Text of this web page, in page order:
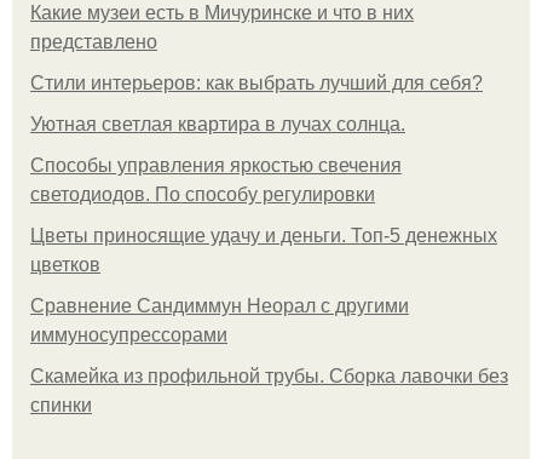
Какие музеи есть в Мичуринске и что в них
представлено
Стили интерьеров: как выбрать лучший для себя?
Уютная светлая квартира в лучах солнца.
Способы управления яркостью свечения
светодиодов. По способу регулировки
Цветы приносящие удачу и деньги. Топ-5 денежных
цветков
Сравнение Сандиммун Неорал с другими
иммуносупрессорами
Скамейка из профильной трубы. Сборка лавочки без
спинки